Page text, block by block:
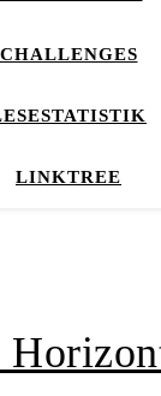
CHALLENGES
LINKTREE